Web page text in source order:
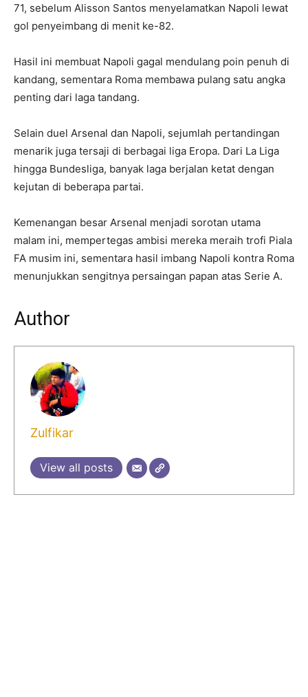
71, sebelum Alisson Santos menyelamatkan Napoli lewat
gol penyeimbang di menit ke-82.
Hasil ini membuat Napoli gagal mendulang poin penuh di
kandang, sementara Roma membawa pulang satu angka
penting dari laga tandang.
Selain duel Arsenal dan Napoli, sejumlah pertandingan
menarik juga tersaji di berbagai liga Eropa. Dari La Liga
hingga Bundesliga, banyak laga berjalan ketat dengan
kejutan di beberapa partai.
Kemenangan besar Arsenal menjadi sorotan utama
malam ini, mempertegas ambisi mereka meraih trofi Piala
FA musim ini, sementara hasil imbang Napoli kontra Roma
menunjukkan sengitnya persaingan papan atas Serie A.
Author
Zulfikar
View all posts